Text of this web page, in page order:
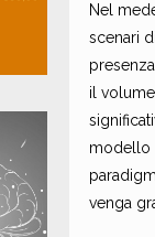
Nel
scenari
il
modello
venga